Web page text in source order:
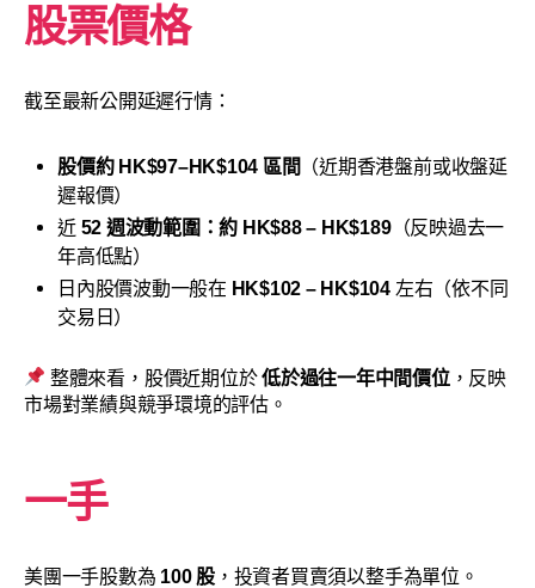
股票價格
截至最新公開延遲行情：
股價約 HK$97–HK$104 區間 （近期香港盤前或收盤延
遲報價）
近 52 週波動範圍：約 HK$88 – HK$189（反映過去一
年高低點）
日內股價波動一般在 HK$102 – HK$104 左右（依不同
交易日）
整體來看，股價近期位於低於過往一年中間價位，反映
市場對業績與競爭環境的評估。
一手
美團一手股數為 100 股，投資者買賣須以整手為單位。